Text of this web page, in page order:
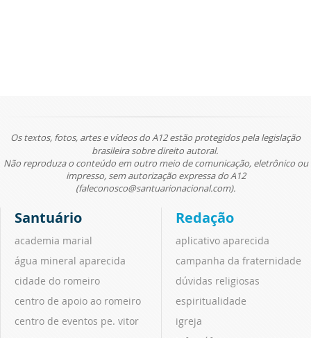
Os textos, fotos, artes e vídeos do A12 estão protegidos pela legislação
brasileira sobre direito autoral.
Não reproduza o conteúdo em outro meio de comunicação, eletrônico ou
impresso, sem autorização expressa do A12
(faleconosco@santuarionacional.com).
Santuário
academia marial
água mineral aparecida
cidade do romeiro
centro de apoio ao romeiro
centro de eventos pe. vitor
Redação
aplicativo aparecida
campanha da fraternidade
dúvidas religiosas
espiritualidade
igreja